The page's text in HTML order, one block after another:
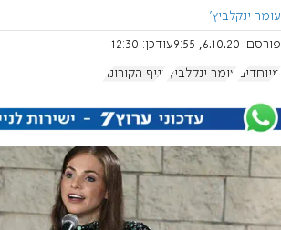
עומר ינקלביץ'
פורסם: 6.10.20, 9:55 עודכן: 12:30
מיוחדים עומר ינקלביץ' נגיף הקורונה